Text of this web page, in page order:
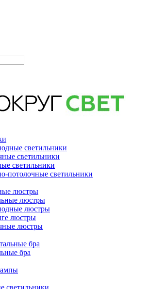
светильники
светильники
светильники
потолочные светильники
люстры
люстры
люстры
люстры
люстры
бра
бра
светильники